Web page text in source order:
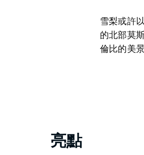
雪梨或許
的北部莫
倫比的美
亮點